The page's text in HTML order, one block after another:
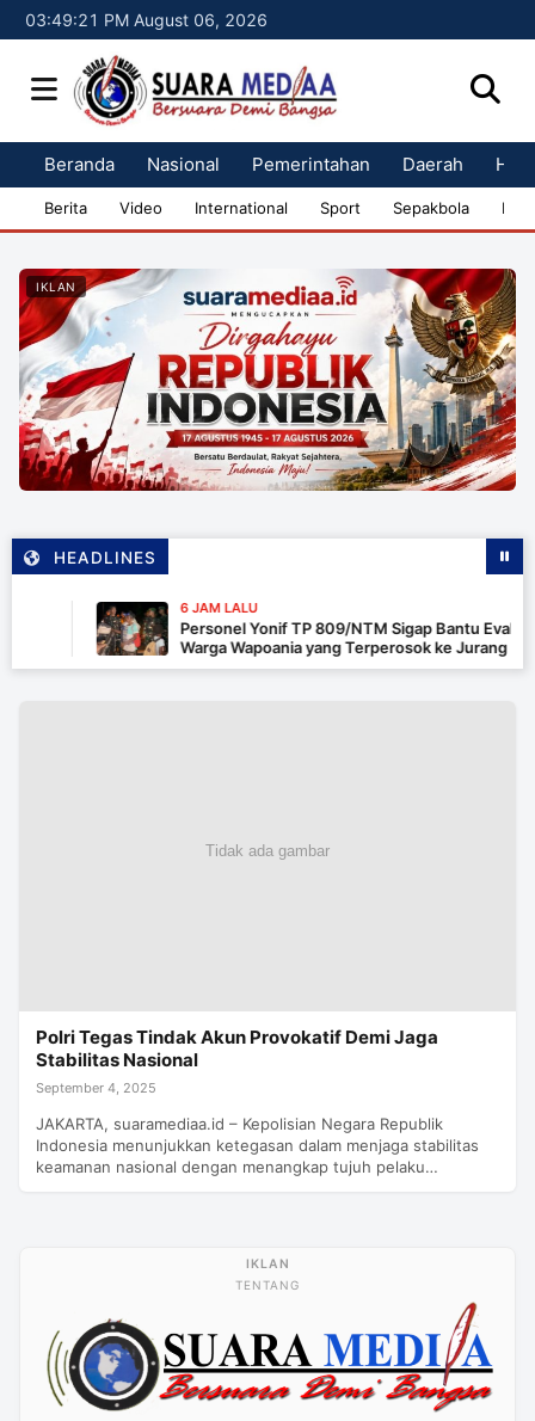
03:49:21 PM August 06, 2026
Beranda Nasional Pemerintahan Daerah
Berita Video International Sport Sepakbola
IKLAN
HEADLINES
6 JAM LALU
Personel Yonif TP 809/NTM Sigap Bantu Evakuasi
Warga Wapoania yang Terperosok ke Jurang
Polri Tegas Tindak Akun Provokatif Demi Jaga
Stabilitas Nasional
September 4, 2025
JAKARTA, suaramediaa.id – Kepolisian Negara Republik
Indonesia menunjukkan ketegasan dalam menjaga stabilitas
keamanan nasional dengan menangkap tujuh pelaku…
TENTANG